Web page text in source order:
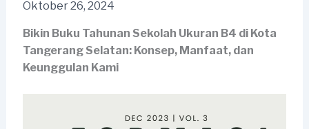
Oktober 26, 2024
Bikin Buku Tahunan Sekolah Ukuran B4 di Kota
Tangerang Selatan: Konsep, Manfaat, dan
Keunggulan Kami